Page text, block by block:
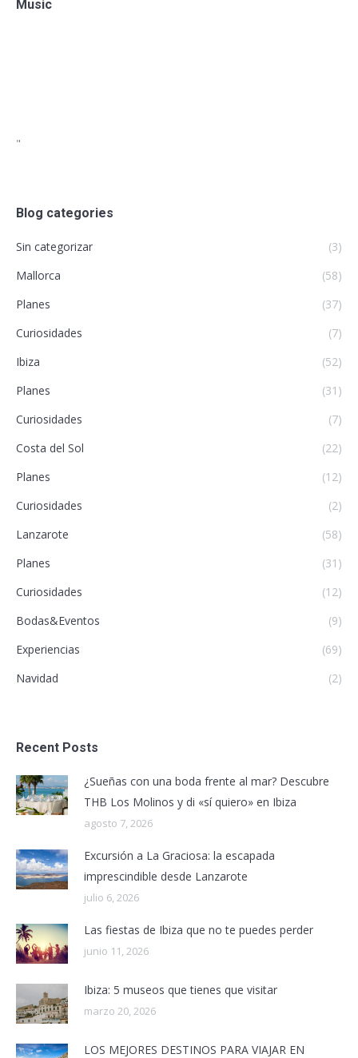
Music
"
Blog categories
Sin categorizar
(3)
Mallorca
(58)
Planes
(37)
Curiosidades
(7)
Ibiza
(52)
Planes
(31)
Curiosidades
(7)
Costa del Sol
(22)
Planes
(12)
Curiosidades
(2)
Lanzarote
(58)
Planes
(31)
Curiosidades
(12)
Bodas&Eventos
(9)
Experiencias
(69)
Navidad
(2)
Recent Posts
¿Sueñas con una boda frente al mar? Descubre
THB Los Molinos y di «sí quiero» en Ibiza
agosto 7, 2026
Excursión a La Graciosa: la escapada
imprescindible desde Lanzarote
julio 6, 2026
Las fiestas de Ibiza que no te puedes perder
junio 11, 2026
Ibiza: 5 museos que tienes que visitar
marzo 20, 2026
LOS MEJORES DESTINOS PARA VIAJAR EN